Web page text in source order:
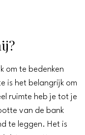
om te bedenken
is het belangrijk om
ruimte heb je tot je
van de bank
te leggen. Het is